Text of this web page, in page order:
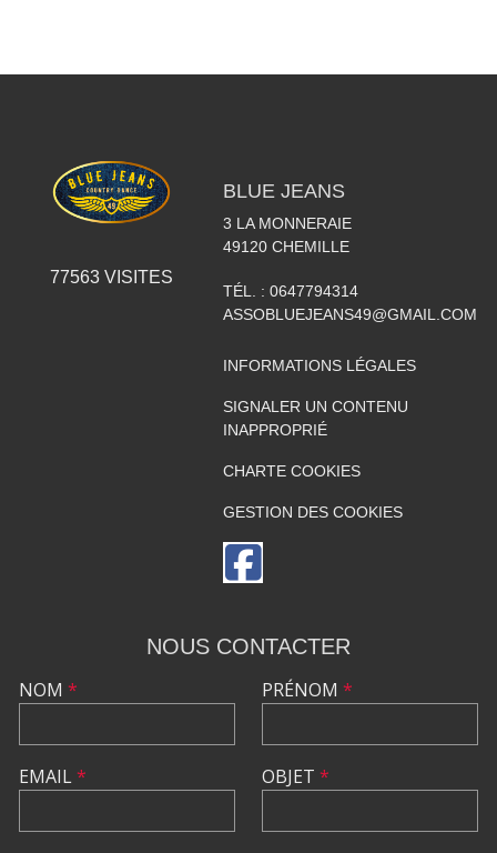
77563VISITES
BLUE JEANS
3 LA MONNERAIE
49120 CHEMILLE
TÉL. : 0647794314
ASSOBLUEJEANS49@GMAIL.COM
INFORMATIONS LÉGALES
SIGNALER UN CONTENU
INAPPROPRIÉ
CHARTE COOKIES
GESTION DES COOKIES
NOUS CONTACTER
NOM *
EMAIL*
PRÉNOM *
OBJET *